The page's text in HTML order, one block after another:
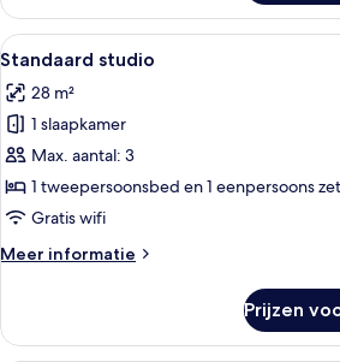
studio,
balkon
Alle
foto's
voor
Standaard
studio
laden
Een
6
Standaard studio
28 m²
1 slaapkamer
Max. aantal: 3
1 tweepersoonsbed en 1 eenpersoons
Gratis wifi
Meer informatie
Meer
studio
Prijzen